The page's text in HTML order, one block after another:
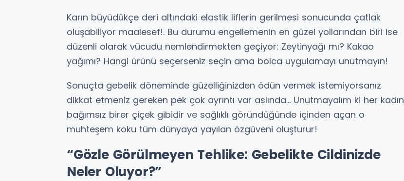
Karın büyüdükçe deri altındaki elastik liflerin gerilmesi sonucunda çatlak
oluşabiliyor maalesef!. Bu durumu engellemenin en güzel yollarından biri ise
düzenli olarak vücudu nemlendirmekten geçiyor: Zeytinyağı mı? Kakao
yağımı? Hangi ürünü seçerseniz seçin ama bolca uygulamayı unutmayın!
Sonuçta gebelik döneminde güzelliğinizden ödün vermek istemiyorsanız
dikkat etmeniz gereken pek çok ayrıntı var aslında… Unutmayalım ki her kadın
bağımsız birer çiçek gibidir ve sağlıklı göründüğünde içinden açan o
muhteşem koku tüm dünyaya yayılan özgüveni oluşturur!
“Gözle Görülmeyen Tehlike: Gebelikte Cildinizde
Neler Oluyor?”